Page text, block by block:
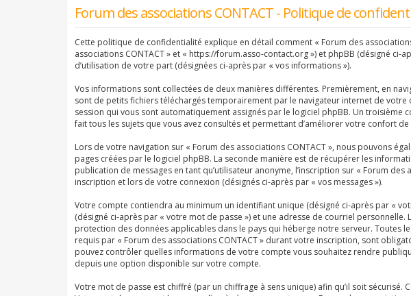
Forum des associations CONTACT - Politique de
Cette politique de confidentialité explique en détail comment « Forum des
associations CONTACT » et « https://forum.asso-contact.org ») et phpBB (désigné
d’utilisation de votre part (désignées ci-après par « vos informations »).
Vos informations sont collectées de deux manières différentes. Premièrement, en
sont de petits fichiers téléchargés temporairement par le navigateur internet de
session qui vous sont automatiquement assignés par le logiciel phpBB. Un troisième
fait tous les sujets que vous avez consultés et permettant d’améliorer votre confort de
Lors de votre navigation sur « Forum des associations CONTACT », nous pouvons
pages créées par le logiciel phpBB. La seconde manière est de récupérer les
publication de messages en tant qu’utilisateur anonyme, l’inscription sur « Forum
inscription et lors de votre connexion (désignés ci-après par « vos messages »).
Votre compte contiendra au minimum un identifiant unique (désigné ci-après par «
(désigné ci-après par « votre mot de passe ») et une adresse de courriel
protection des données applicables dans le pays qui héberge notre serveur. Toutes
requis par « Forum des associations CONTACT » durant votre inscription, sont
pouvez contrôler quelles informations de votre compte vous souhaitez rendre
depuis une option disponible sur votre compte.
Votre mot de passe est chiffré (par un chiffrage à sens unique) afin qu’il soit